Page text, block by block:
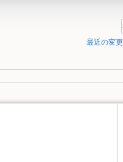
最近の変更